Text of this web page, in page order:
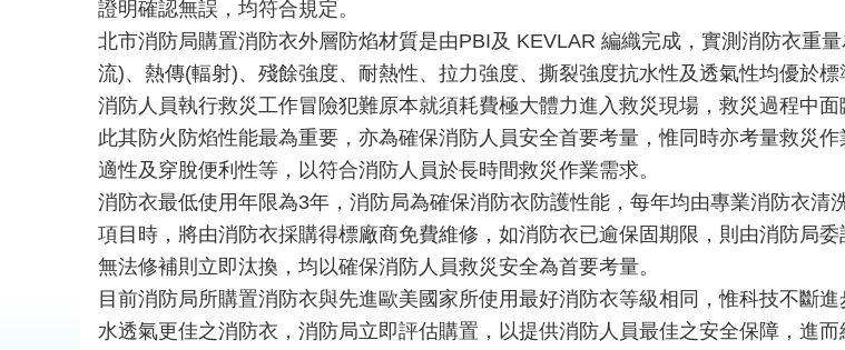
證明確認無誤，均符合規定。
北市消防局購置消防衣外層防焰材質是由PBI及 KEVLAR 編織完成，實測消防衣重
流)、熱傳(輻射)、殘餘強度、耐熱性、拉力強度、撕裂強度抗水性及透氣性均優於
消防人員執行救災工作冒險犯難原本就須耗費極大體力進入救災現場，救災過程中
此其防火防焰性能最為重要，亦為確保消防人員安全首要考量，惟同時亦考量救災
適性及穿脫便利性等，以符合消防人員於長時間救災作業需求。
消防衣最低使用年限為3年，消防局為確保消防衣防護性能，每年均由專業消防衣
項目時，將由消防衣採購得標廠商免費維修，如消防衣已逾保固期限，則由消防局
無法修補則立即汰換，均以確保消防人員救災安全為首要考量。
目前消防局所購置消防衣與先進歐美國家所使用最好消防衣等級相同，惟科技不斷
水透氣更佳之消防衣，消防局立即評估購置，以提供消防人員最佳之安全保障，進而